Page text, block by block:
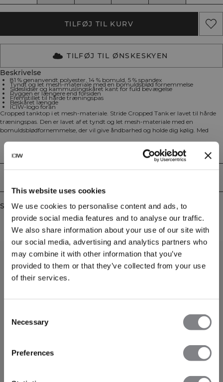
This website uses cookies
We use cookies to personalise content and ads, to
provide social media features and to analyse our traffic.
We also share information about your use of our site with
our social media, advertising and analytics partners who
may combine it with other information that you’ve
provided to them or that they’ve collected from your use
of their services.
Selection
Necessary
Preferences
TILFØJ TIL KURV
TILFØJ TIL ØNSKESKYEN
Beskrivelse
81 % genanvendt polyester, 14 % bomuld, 5 % spandex
Tyndt og let mesh-materiale med en bomuldsblød fornemmelse
Sideslidser og kammuslingskåret kant for fuld bevægelse
Ryggen er længere end forsiden
Fremstillet til hårde træningspas
Beskåret længde
ICIW-logo foran
Cropped tanktop i et mesh-materiale. Stride Cropped Tank er lavet til hårde
træningspas. Den er lavet af et tyndt og let mesh-materiale med en
bomuldsblødfornemmelse, der vil give åndbarhed og holde dig kølig. Med
fuld bevægelse under enhver træning. Sidesømmene er flyttet fremad for et
flatterende look. ICIW-logo foran. Ryggen er længere end forsiden. Beskåret
længde. 81% genanvendt polyester, 14% bomuld, 5% elastan.
Similar products